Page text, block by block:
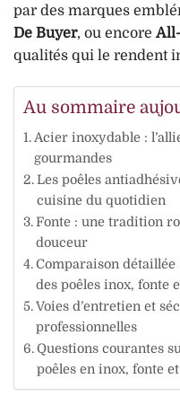
par des marques
De Buyer, ou encore
qualités qui le rendent
Au sommaire
Acier inoxydable :
gourmandes
Les poêles
cuisine du quotidien
Fonte : une tradition
douceur
Comparaison
des poêles inox, fonte
Voies d’entretien et
professionnelles
Questions courantes
poêles en inox, fonte